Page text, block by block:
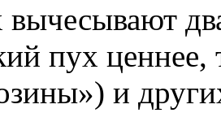
вычесывают
пух ценнее,
и